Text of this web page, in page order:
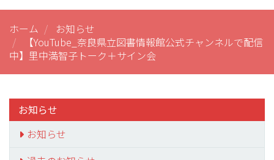
ホーム
お知らせ
【YouTube_奈良県立図書情報館公式チャンネルで配信
中】里中満智子トーク＋サイン会
お知らせ
お知らせ